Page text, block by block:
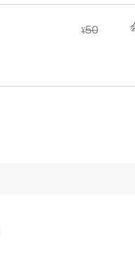
¥